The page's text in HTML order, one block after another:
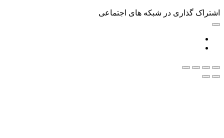
اشتراک گذاری در شبکه های اجتماعی